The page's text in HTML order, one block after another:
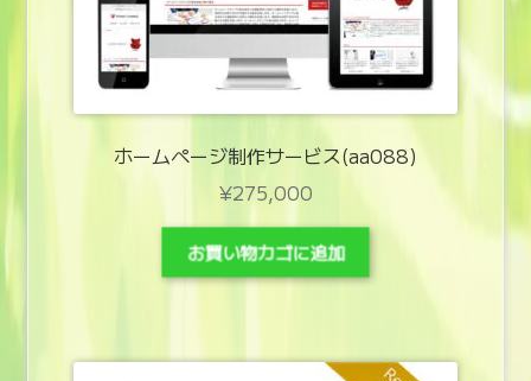
ホームページ制作サービス(aa088)
¥275,000
お買い物カゴに追加